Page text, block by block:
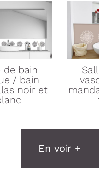
de bain
/ bain
noir et
En voir +